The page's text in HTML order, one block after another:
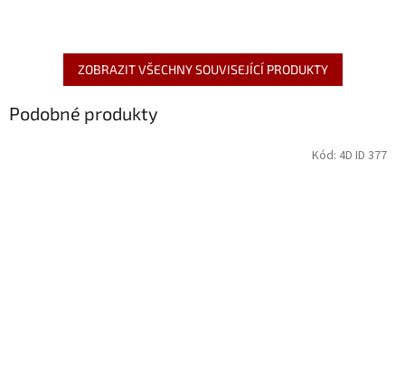
ZOBRAZIT VŠECHNY SOUVISEJÍCÍ PRODUKTY
Podobné produkty
Kód: 4D ID 377